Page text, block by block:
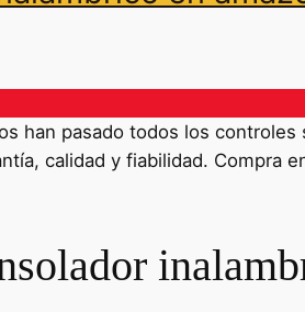
han pasado todos los
calidad y fiabilidad. Compra